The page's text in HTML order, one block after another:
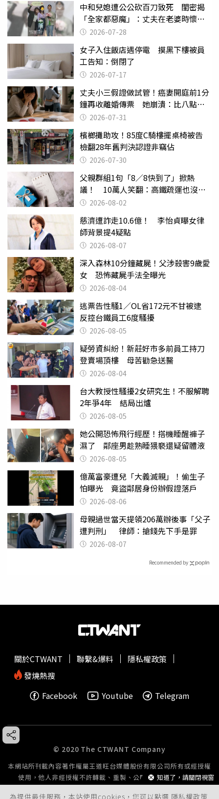
中和兒媳遭公公砍百刀致死 閨密揭
「全家都惡魔」：丈夫在老婆時懷孕
摔東西
2026-07-28
女子入住飯店遇停電 摸黑下樓被員
工告知：倒閉了
2026-07-17
丈夫小三假證做試管！癌妻開庭前1分
鐘再收離婚傳票 她崩潰：比八點檔
還扯2026-07-31
檳榔攤助攻！85度C騎樓擺桌椅被告
檢翻28年舊判決認證非竊佔
2026-07-30
父親群組1句「8／8快到了」掀熱
議！ 10萬人笑翻：高鐵疏運也沒列
父親節
2026-08-02
慈濟遭詐走10.6億！ 李怡貞曝女律
師背景提4疑點
2026-08-07
深入森林10分鐘藏屍！父涉殺害9歲愛
女 恐怖藏屍手法全曝光
2026-08-04
逃票告性騷1／OL省172元不甘被逮
反控台鐵員工6度騷擾
2026-08-05
疑勞資糾紛！新莊好市多前員工持刀
登賣場頂樓 母苦勸急送醫
2026-08-04
台大教授性騷擾2女研究生！不服解聘
2年爭4年 結局出爐
2026-08-05
她公開恐怖飛行經歷！搭機睡醒褲子
濕了 鄰座男趁熟睡猥褻還疑留體液
2026-08-05
億萬富豪遭兒「大義滅親」！偷生子
怕曝光 竟盜鄰居身份辦假證落戶
2026-08-06
母親過世當天提領206萬辦後事「父子
遭判刑」 律師：搶錢先下手是罪
2026-08-07
Recommended by
為提供最佳服務，本站使用cookies，您可以點選 隱私權政策
知道了，請關閉視窗
關於CTWANT 聯繫&爆料
隱私權政策
發燒熱搜
Facebook
Youtube Telegram
© 2020 The CTWANT Company
本網站所刊載內容著作權屬王道旺台媒體股份有限公司所有或經授權
使用，他人非經授權不許轉載、重製、公開播送或公開傳輸。